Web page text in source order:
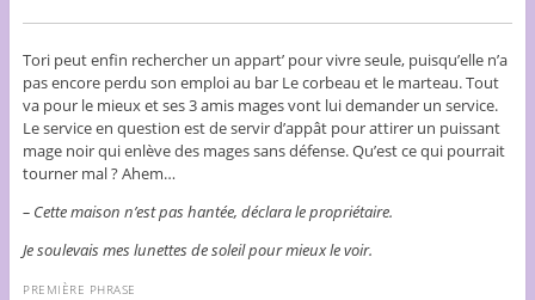
Tori peut enfin rechercher un appart’ pour vivre seule, puisqu’elle n’a
pas encore perdu son emploi au bar Le corbeau et le marteau. Tout
va pour le mieux et ses 3 amis mages vont lui demander un service.
Le service en question est de servir d’appât pour attirer un puissant
mage noir qui enlève des mages sans défense. Qu’est ce qui pourrait
tourner mal ? Ahem…
– Cette maison n’est pas hantée, déclara le propriétaire.
Je soulevais mes lunettes de soleil pour mieux le voir.
PREMIÈRE PHRASE